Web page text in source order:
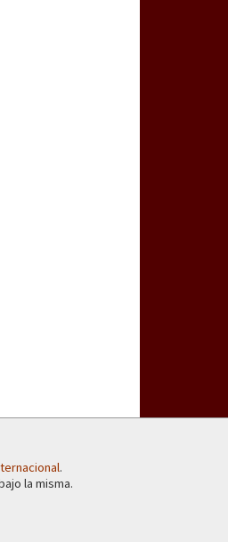
.
la misma.